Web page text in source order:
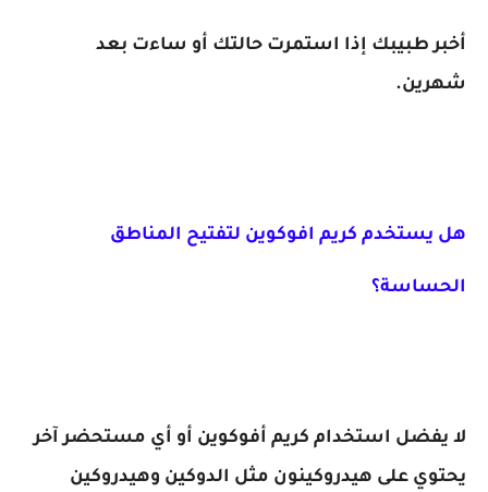
أخبر طبيبك إذا استمرت حالتك أو ساءت بعد
شهرين.
هل يستخدم كريم افوكوين لتفتيح المناطق
الحساسة؟
لا يفضل استخدام كريم أفوكوين أو أي مستحضر آخر
يحتوي على هيدروكينون مثل الدوكين وهيدروكين